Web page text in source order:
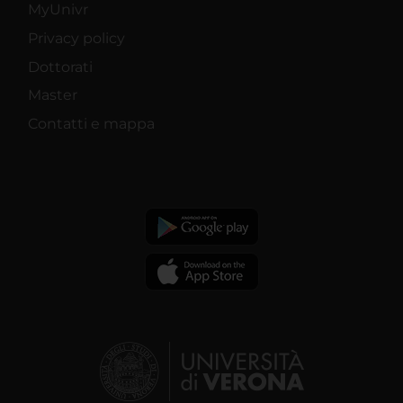
MyUnivr
Privacy policy
Dottorati
Master
Contatti e mappa